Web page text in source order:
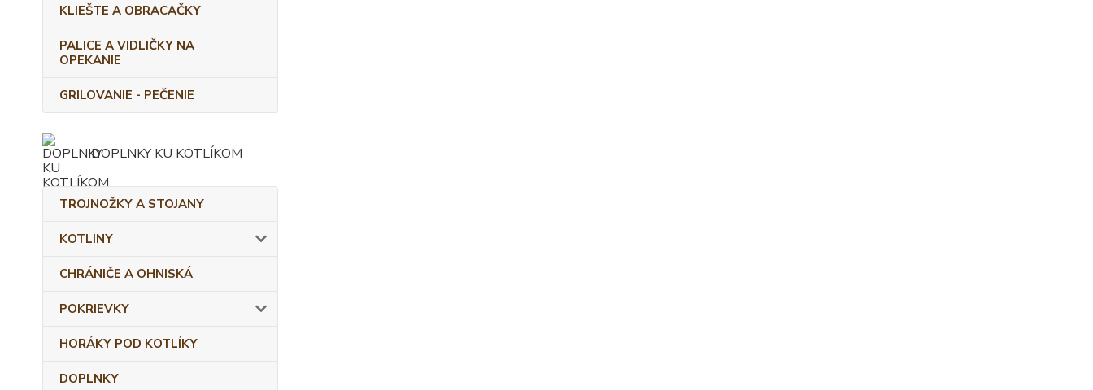
KLIEŠTE A OBRACAČKY
PALICE A VIDLIČKY NA
OPEKANIE
GRILOVANIE - PEČENIE
DOPLNKY KU KOTLÍKOM
TROJNOŽKY A STOJANY
KOTLINY
CHRÁNIČE A OHNISKÁ
POKRIEVKY
HORÁKY POD KOTLÍKY
DOPLNKY